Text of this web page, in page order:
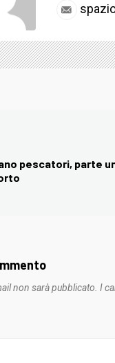
pescatori, parte
non sarà pubblicato. I